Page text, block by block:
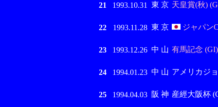
21 1993.10.31 東 京 天皇賞(秋)
22 1993.11.28 東 京 ジャパン
23 1993.12.26 中 山 有馬記念 (GI)
24 1994.01.23 中 山 アメリカジ
25 1994.04.03 阪 神 産經大阪杯